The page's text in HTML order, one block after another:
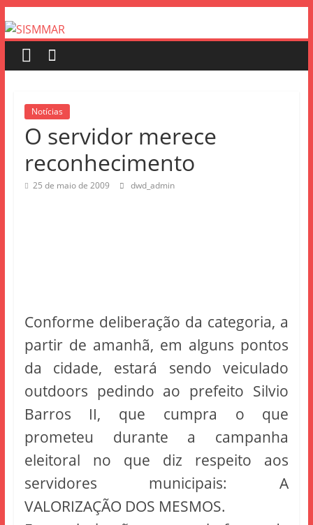
Notícias
O servidor merece
reconhecimento
25 de maio de 2009 dwd_admin
Conforme deliberação da categoria, a
partir de amanhã, em alguns pontos
da cidade, estará sendo veiculado
outdoors pedindo ao prefeito Silvio
Barros II, que cumpra o que
prometeu durante a campanha
eleitoral no que diz respeito aos
servidores municipais: A
VALORIZAÇÃO DOS MESMOS.